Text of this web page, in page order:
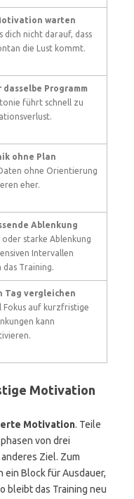
warten
dich nicht darauf, dass
die Lust kommt.
dasselbe Programm
führt schnell zu
ohne Plan
ohne Orientierung
eher.
Ablenkung
oder starke Ablenkung
Intervallen
das Training.
Tag vergleichen
Fokus auf kurzfristige
kann
Motivation
Motivation. Teile
von drei
Ziel. Zum
ein Block für Ausdauer,
bleibt das Training neu